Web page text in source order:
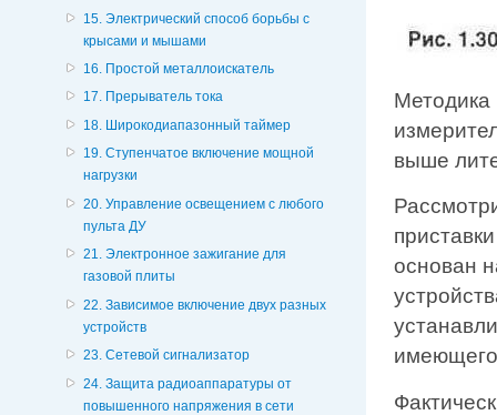
15. Электрический способ борьбы с
крысами и мышами
16. Простой металлоискатель
17. Прерыватель тока
18. Широкодиапазонный таймер
19. Ступенчатое включение мощной
нагрузки
20. Управление освещением с любого
пульта ДУ
21. Электронное зажигание для
газовой плиты
22. Зависимое включение двух разных
устройств
23. Сетевой сигнализатор
24. Защита радиоаппаратуры от
повышенного напряжения в сети
Методика
выше
основан